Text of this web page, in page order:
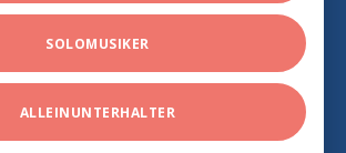
SOLOMUSIKER
ALLEINUNTERHALTER